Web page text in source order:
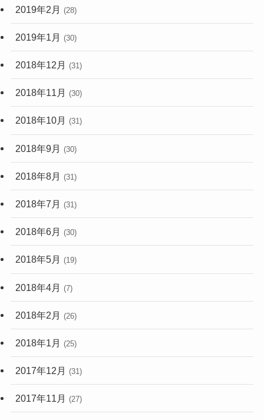
2019年2月 (28)
2019年1月 (30)
2018年12月 (31)
2018年11月 (30)
2018年10月 (31)
2018年9月 (30)
2018年8月 (31)
2018年7月 (31)
2018年6月 (30)
2018年5月 (19)
2018年4月 (7)
2018年2月 (26)
2018年1月 (25)
2017年12月 (31)
2017年11月 (27)